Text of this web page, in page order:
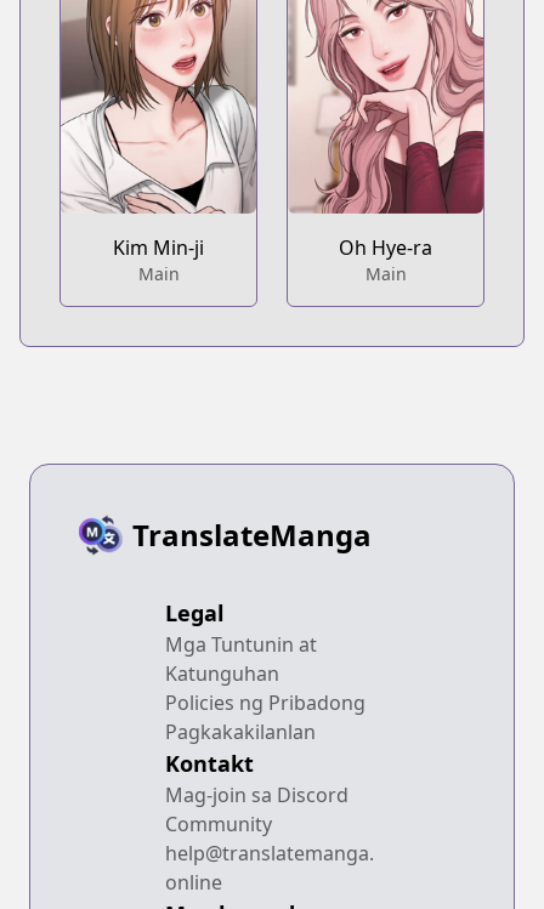
Kim Min-ji
Main
Oh Hye-ra
Main
TranslateManga
Legal
Mga Tuntunin at
Katunguhan
Policies ng Pribadong
Pagkakakilanlan
Kontakt
Mag-join sa Discord
Community
help@translatemanga.
online